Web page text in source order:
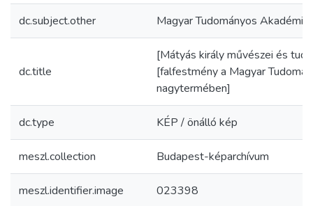
dc.subject.other Magyar Tudományos
dc.title
[Mátyás király művészei és
[falfestmény a Magyar
nagytermében]
dc.type KÉP / önálló kép
meszl.collection Budapest-képarchívum
meszl.identifier.image 023398